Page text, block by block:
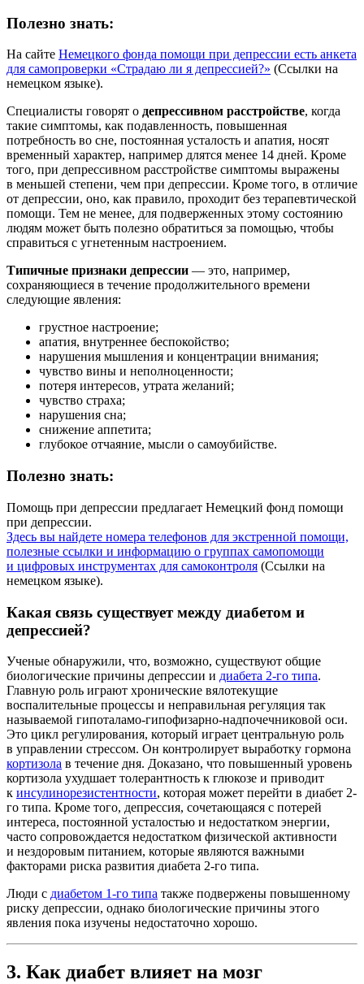
Полезно знать:
На сайте Немецкого фонда помощи при депрессии есть анкета
для самопроверки «Страдаю ли я депрессией?» (Ссылки на
немецком языке).
Специалисты говорят о депрессивном расстройстве, когда
такие симптомы, как подавленность, повышенная
потребность во сне, постоянная усталость и апатия, носят
временный характер, например длятся менее 14 дней. Кроме
того, при депрессивном расстройстве симптомы выражены
в меньшей степени, чем при депрессии. Кроме того, в отличие
от депрессии, оно, как правило, проходит без терапевтической
помощи. Тем не менее, для подверженных этому состоянию
людям может быть полезно обратиться за помощью, чтобы
справиться с угнетенным настроением.
Типичные признаки депрессии — это, например,
сохраняющиеся в течение продолжительного времени
следующие явления:
грустное настроение;
апатия, внутреннее беспокойство;
нарушения мышления и концентрации внимания;
чувство вины и неполноценности;
потеря интересов, утрата желаний;
чувство страха;
нарушения сна;
снижение аппетита;
глубокое отчаяние, мысли о самоубийстве.
Полезно знать:
Помощь при депрессии предлагает Немецкий фонд помощи
при депрессии.
Здесь вы найдете номера телефонов для экстренной помощи,
полезные ссылки и информацию о группах самопомощи
и цифровых инструментах для самоконтроля (Ссылки на
немецком языке).
Какая связь существует между диабетом и
депрессией?
Ученые обнаружили, что, возможно, существуют общие
биологические причины депрессии и диабета 2-го типа.
Главную роль играют хронические вялотекущие
воспалительные процессы и неправильная регуляция так
называемой гипоталамо-гипофизарно-надпочечниковой оси.
Это цикл регулирования, который играет центральную роль
в управлении стрессом. Он контролирует выработку гормона
кортизола в течение дня. Доказано, что повышенный уровень
кортизола ухудшает толерантность к глюкозе и приводит
к инсулинорезистентности, которая может перейти в диабет 2-
го типа. Кроме того, депрессия, сочетающаяся с потерей
интереса, постоянной усталостью и недостатком энергии,
часто сопровождается недостатком физической активности
и нездоровым питанием, которые являются важными
факторами риска развития диабета 2-го типа.
Люди с диабетом 1-го типа также подвержены повышенному
риску депрессии, однако биологические причины этого
явления пока изучены недостаточно хорошо.
3. Как диабет влияет на мозг